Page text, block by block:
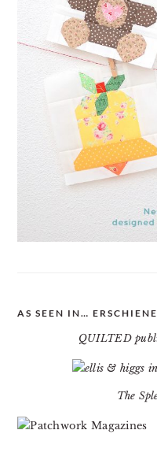
AS SEEN IN…
QUILTED
The